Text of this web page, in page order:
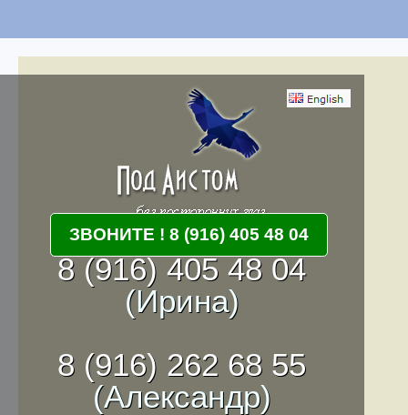
8 (916) 405 48 04
(Ирина)
8 (916) 262 68 55
(Александр)
ЗВОНИТЕ ! 8 (916) 405 48 04